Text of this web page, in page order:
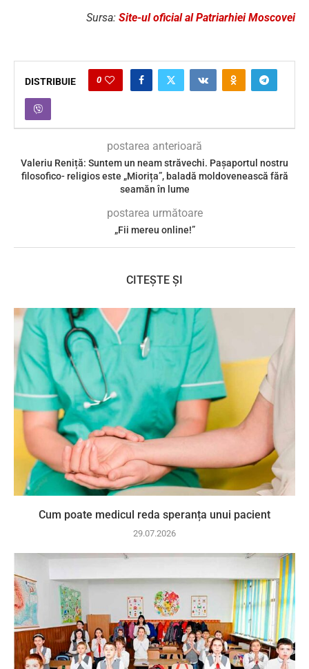
Sursa: Site-ul oficial al Patriarhiei Moscovei
DISTRIBUIE 0
postarea anterioară
Valeriu Reniță: Suntem un neam străvechi. Pașaportul nostru
filosofico- religios este „Miorița”, baladă moldovenească fără
seamăn în lume
postarea următoare
„Fii mereu online!”
CITEȘTE ȘI
Cum poate medicul reda speranța unui pacient
29.07.2026